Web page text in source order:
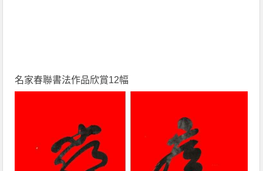
名家春聯書法作品欣賞12幅